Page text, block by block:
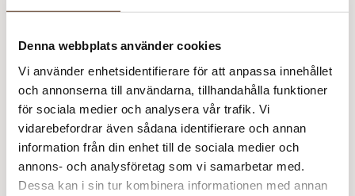
Denna webbplats använder cookies
Vi använder enhetsidentifierare för att anpassa innehållet
och annonserna till användarna, tillhandahålla funktioner
för sociala medier och analysera vår trafik. Vi
vidarebefordrar även sådana identifierare och annan
information från din enhet till de sociala medier och
annons- och analysföretag som vi samarbetar med.
Dessa kan i sin tur kombinera informationen med annan
Tjukk Mohair Dame 329 (40 kr)
Addi Classic Rundstickor – 5.50 mm, 80 cm (119 kr)
Addi Classic Rundstickor – 6.00 mm, 40 cm (119 kr)
Addi Classic Rundstickor – 6.00 mm, 80 cm (119 kr)
Prisspecifikation